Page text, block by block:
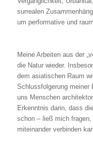
surrealen
um performative und
Meine Arbeiten aus der
die Natur wieder.
dem asiatischen Raum
Schlussfolgerung meiner
uns Menschen
Erkenntnis darin, dass
schon – ließ mich
miteinander verbinden